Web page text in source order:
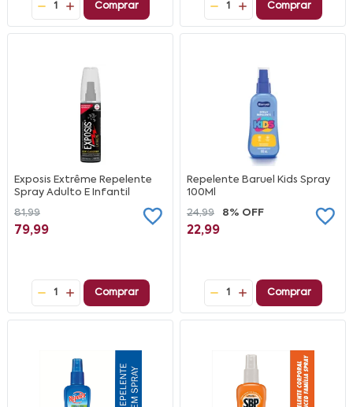
1 Comprar 1 Comprar
Exposis Extrême Repelente
Spray Adulto E Infantil
81,99
79,99
1 Comprar
Repelente Baruel Kids Spray
100Ml
24,99
8% OFF
22,99
1 Comprar